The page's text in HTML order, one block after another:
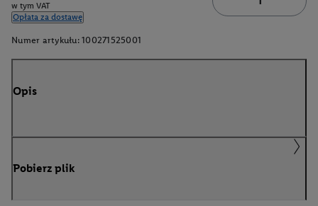
w tym VAT
Opłata za dostawę
Numer artykułu: 100271525001
Opis
Pobierz plik